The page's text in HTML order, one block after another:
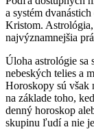
a systém
Kristom.
najvýznamnejšia
Úloha astrológie sa
nebeských telies a
Horoskopy sú však
na základe toho,
denný horoskop
skupinu ľudí a nie